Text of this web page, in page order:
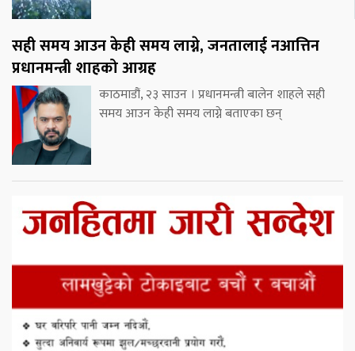
सही समय आउन केही समय लाग्ने, जनतालाई नआत्तिन
प्रधानमन्त्री शाहको आग्रह
काठमाडौं, २३ साउन । प्रधानमन्त्री बालेन शाहले सही
समय आउन केही समय लाग्ने बताएका छन्